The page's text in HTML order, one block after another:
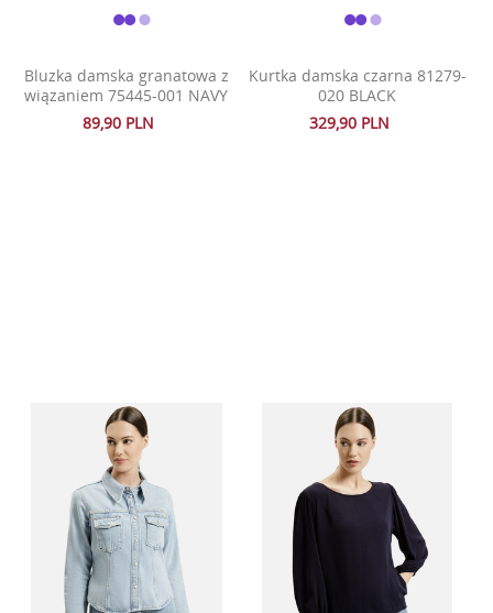
Bluzka damska granatowa z
wiązaniem 75445-001 NAVY
89,90 PLN
Kurtka damska czarna 81279-
020 BLACK
329,90 PLN